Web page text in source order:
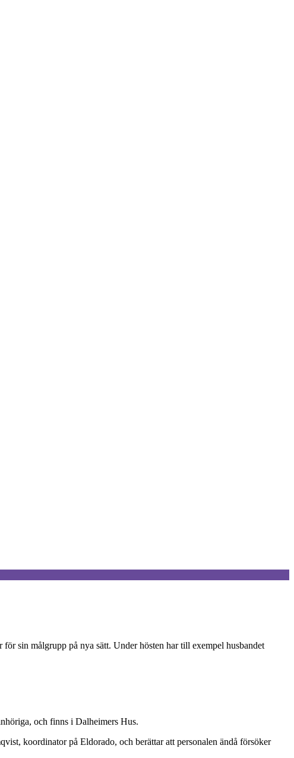
sin målgrupp på nya sätt. Under hösten har till exempel husbandet
och finns i Dalheimers Hus.
koordinator på Eldorado, och berättar att personalen ändå försöker